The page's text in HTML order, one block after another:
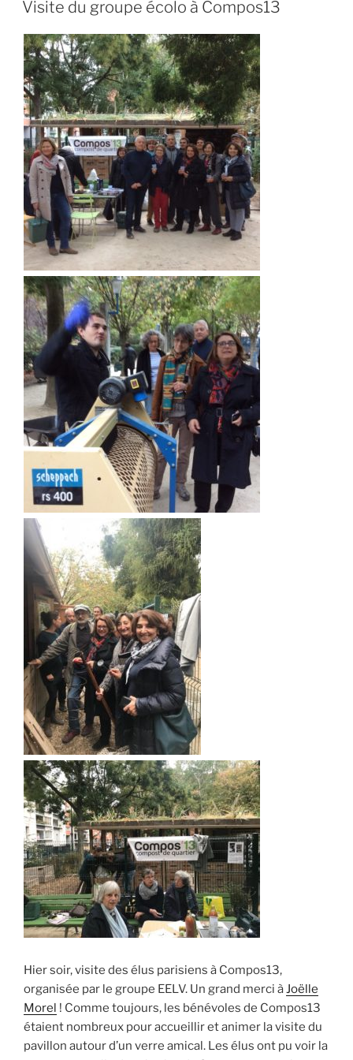
Visite du groupe écolo à Compos13
Hier soir, visite des élus parisiens à Compos13,
organisée par le groupe EELV. Un grand merci àJoëlle
Morel ! Comme toujours, les bénévoles de Compos13
étaient nombreux pour accueillir et animer la visite du
pavillon autour d’un verre amical. Les élus ont pu voir la